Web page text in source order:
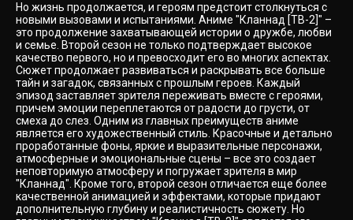
Но жизнь продолжается, и героям предстоит столкнуться с
новыми вызовами и испытаниями. Аниме "Кланнад [ТВ-2]" –
это продолжение захватывающей истории о дружбе, любви
и семье. Второй сезон не только подтверждает высокое
качество первого, но и превосходит его во многих аспектах.
Сюжет продолжает развиваться и раскрывать все больше
тайн и загадок, связанных с прошлым героев. Каждый
эпизод заставляет зрителя переживать вместе с героями,
причем эмоции переплетаются от радости до грусти, от
смеха до слез. Одним из главных преимуществ аниме
является его художественный стиль. Красочные и детально
проработанные фоны, яркие и выразительные персонажи,
атмосферные и эмоциональные сцены – все это создает
неповторимую атмосферу и погружает зрителя в мир
"Кланнад". Кроме того, второй сезон отличается еще более
качественной анимацией и эффектами, которые придают
дополнительную глубину и реалистичность сюжету. Но